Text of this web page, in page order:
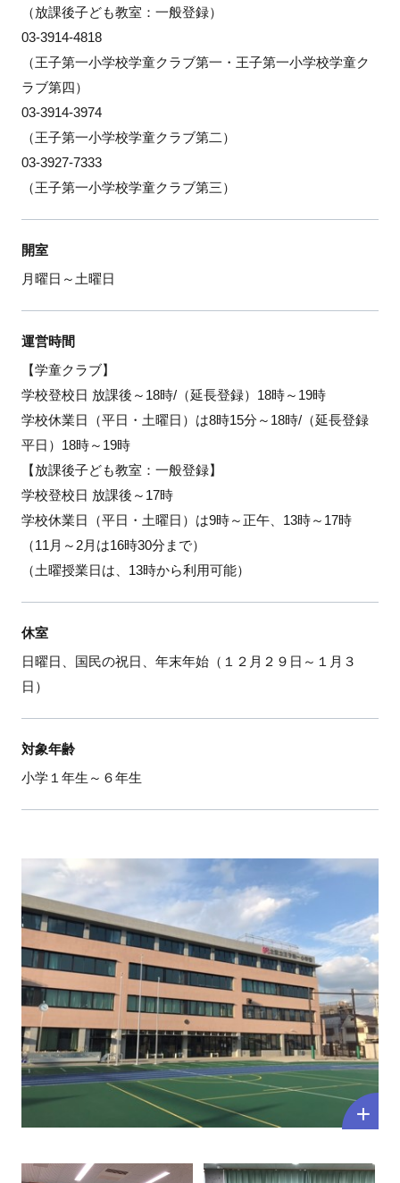
（放課後子ども教室：一般登録）
03-3914-4818
（王子第一小学校学童クラブ第一・王子第一小学校学童ク
ラブ第四）
03-3914-3974
（王子第一小学校学童クラブ第二）
03-3927-7333
（王子第一小学校学童クラブ第三）
開室
月曜日～土曜日
運営時間
【学童クラブ】
学校登校日 放課後～18時/（延長登録）18時～19時
学校休業日（平日・土曜日）は8時15分～18時/（延長登録
平日）18時～19時
【放課後子ども教室：一般登録】
学校登校日 放課後～17時
学校休業日（平日・土曜日）は9時～正午、13時～17時
（11月～2月は16時30分まで）
（土曜授業日は、13時から利用可能）
休室
日曜日、国民の祝日、年末年始（１２月２９日～１月３
日）
対象年齢
小学１年生～６年生